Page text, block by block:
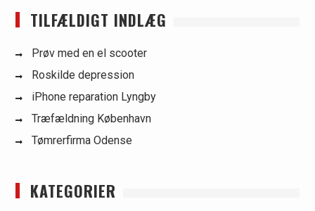
TILFÆLDIGT INDLÆG
Prøv med en el scooter
Roskilde depression
iPhone reparation Lyngby
Træfældning København
Tømrerfirma Odense
KATEGORIER